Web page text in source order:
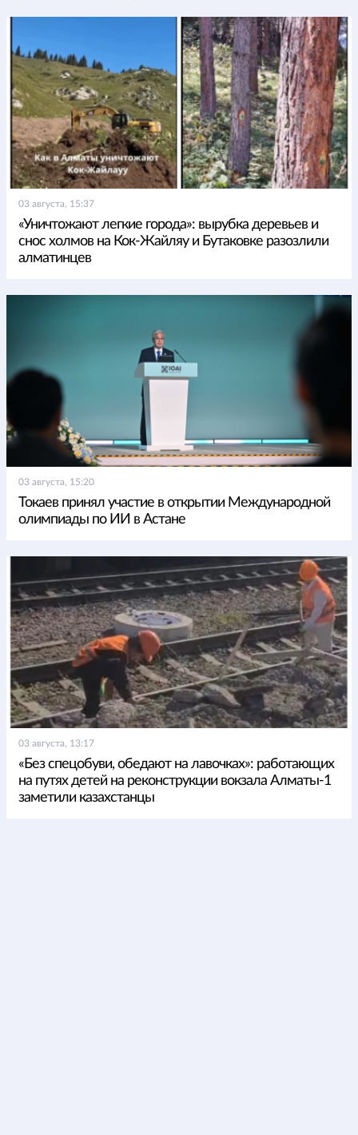
03 августа, 15:37
«Уничтожают легкие города»: вырубка деревьев и
снос холмов на Кок-Жайляу и Бутаковке разозлили
алматинцев
03 августа, 15:20
Токаев принял участие в открытии Международной
олимпиады по ИИ в Астане
03 августа, 13:17
«Без спецобуви, обедают на лавочках»: работающих
на путях детей на реконструкции вокзала Алматы-1
заметили казахстанцы